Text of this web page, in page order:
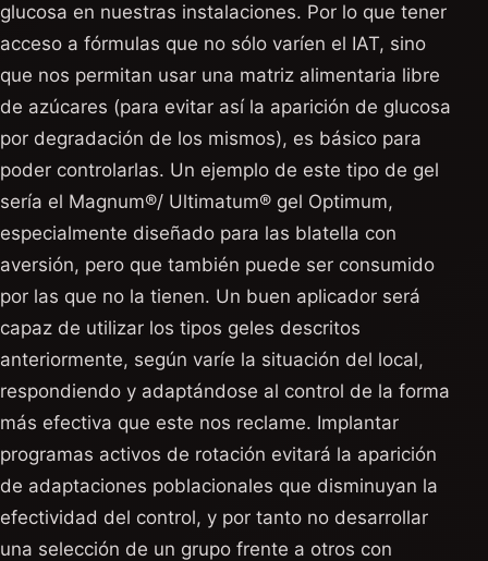
glucosa en nuestras instalaciones. Por lo que tener
acceso a fórmulas que no sólo varíen el IAT, sino
que nos permitan usar una matriz alimentaria libre
de azúcares (para evitar así la aparición de glucosa
por degradación de los mismos), es básico para
poder controlarlas. Un ejemplo de este tipo de gel
sería el Magnum®/ Ultimatum® gel Optimum,
especialmente diseñado para las blatella con
aversión, pero que también puede ser consumido
por las que no la tienen. Un buen aplicador será
capaz de utilizar los tipos geles descritos
anteriormente, según varíe la situación del local,
respondiendo y adaptándose al control de la forma
más efectiva que este nos reclame. Implantar
programas activos de rotación evitará la aparición
de adaptaciones poblacionales que disminuyan la
efectividad del control, y por tanto no desarrollar
una selección de un grupo frente a otros con